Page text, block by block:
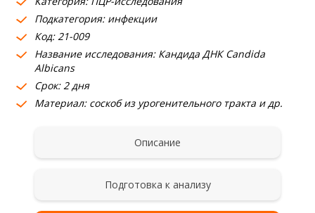
Получить результат
Пациентам
О компании
Где сдать
Подкатегория: инфекции
Код: 21-009
Название исследования: Кандида ДНК Candida
Albicans
Срок: 2 дня
Материал: соскоб из урогенительного тракта и др.
Описание
Подготовка к анализу